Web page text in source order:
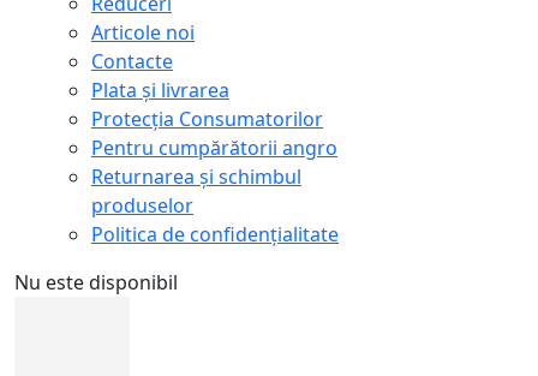
Articole noi
Contacte
Plata și livrarea
Protecţia Consumatorilor
Pentru cumpărătorii angro
Returnarea și schimbul
produselor
Politica de confidențialitate
Nu este disponibil